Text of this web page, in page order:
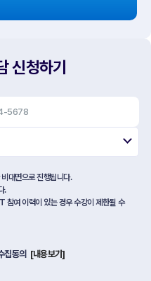
신청하기
대면으로 진행됩니다.
.
참여 이력이 있는 경우 수강이 제한될 수
집동의 [내용보기]